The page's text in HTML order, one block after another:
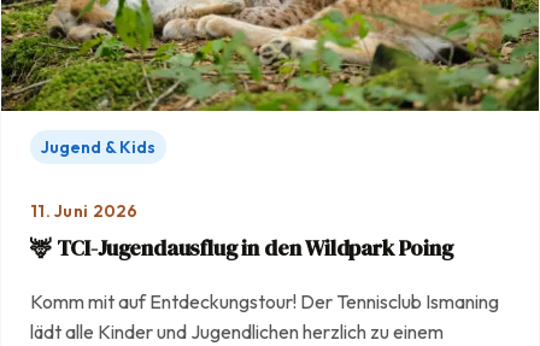
Jugend & Kids
11. Juni 2026
🦌 TCI-Jugendausflug in den Wildpark Poing
Komm mit auf Entdeckungstour! Der Tennisclub Ismaning
lädt alle Kinder und Jugendlichen herzlich zu einem